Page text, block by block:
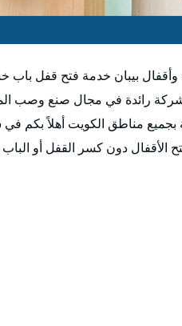
وأقفال بيبان خدمة فتح قفل باب
رائدة في مجال صنع وصب
للأبواب الجديدة والمستعملة ونعمل 24 ساعة بجميع مناطق
دون كسر القفل أو الباب